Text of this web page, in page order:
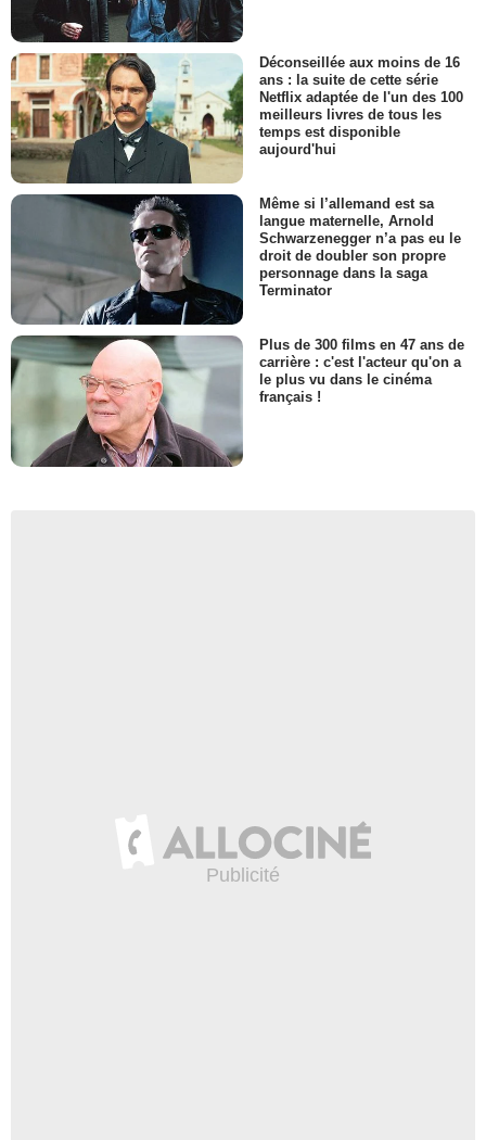
Déconseillée aux moins de 16
ans : la suite de cette série
Netflix adaptée de l'un des 100
meilleurs livres de tous les
temps est disponible
aujourd'hui
Même si l’allemand est sa
langue maternelle, Arnold
Schwarzenegger n’a pas eu le
droit de doubler son propre
personnage dans la saga
Terminator
Plus de 300 films en 47 ans de
carrière : c'est l'acteur qu'on a
le plus vu dans le cinéma
français !